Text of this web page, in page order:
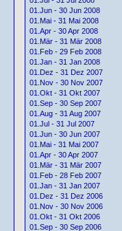
01.Jun - 30 Jun 2008
01.Mai - 31 Mai 2008
01.Apr - 30 Apr 2008
01.Mär - 31 Mär 2008
01.Feb - 29 Feb 2008
01.Jan - 31 Jan 2008
01.Dez - 31 Dez 2007
01.Nov - 30 Nov 2007
01.Okt - 31 Okt 2007
01.Sep - 30 Sep 2007
01.Aug - 31 Aug 2007
01.Jul - 31 Jul 2007
01.Jun - 30 Jun 2007
01.Mai - 31 Mai 2007
01.Apr - 30 Apr 2007
01.Mär - 31 Mär 2007
01.Feb - 28 Feb 2007
01.Jan - 31 Jan 2007
01.Dez - 31 Dez 2006
01.Nov - 30 Nov 2006
01.Okt - 31 Okt 2006
01.Sep - 30 Sep 2006